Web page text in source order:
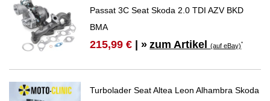
Passat 3C Seat Skoda 2.0 TDI AZV BKD
BMA
215,99 € | » zum Artikel(auf eBay)*
Turbolader Seat Altea Leon Alhambra Skoda